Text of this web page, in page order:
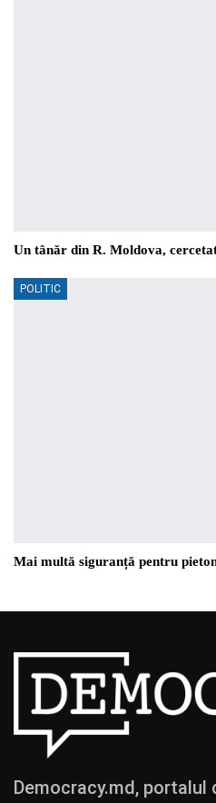
Un tânăr din R. Moldova,
POLITIC
Mai multă siguranță pentru
Democracy.md,